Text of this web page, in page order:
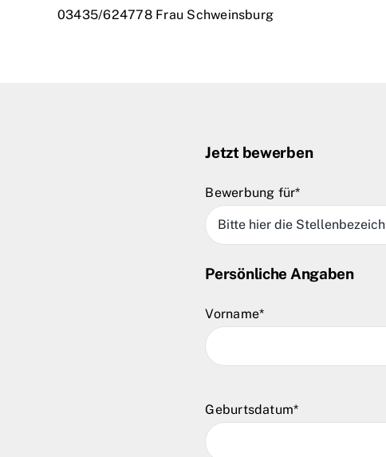
03435/624778Frau Schweinsburg
Jetzt bewerben
Bewerbung für*
Persönliche Angaben
Vorname*
Geburtsdatum*